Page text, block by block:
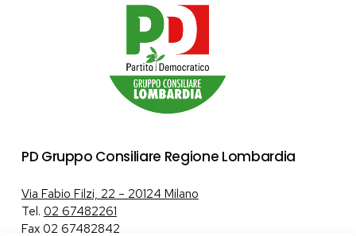
PD Gruppo Consiliare Regione Lombardia
Via Fabio Filzi, 22 – 20124 Milano
Tel. 02 67482261
Fax 02 67482842